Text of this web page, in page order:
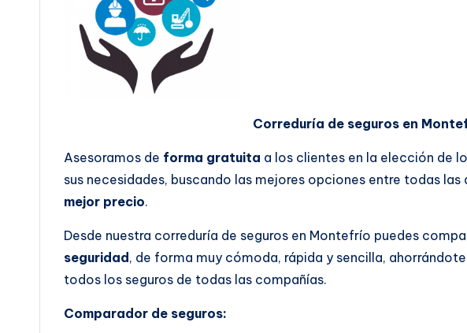
Correduría de seguros en
Asesoramos de forma gratuita a los clientes en la elección de
sus necesidades, buscando las mejores opciones entre todas las
mejor precio.
Desde nuestra correduría de seguros en Montefrío puedes
seguridad , de forma muy cómoda, rápida y sencilla,
todos los seguros de todas las compañías.
Comparador de seguros: